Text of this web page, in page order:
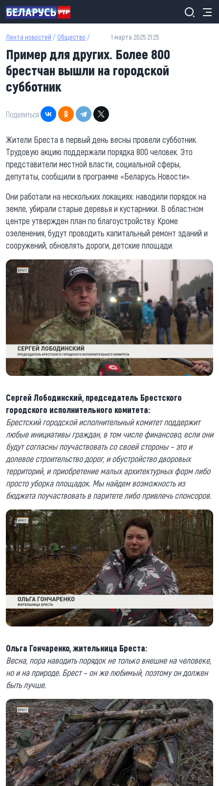
Перейти к основному содержанию
Лента новостей / Общество / 1 марта 2025 21:25
Пример для других. Более 800
брестчан вышли на городской
субботник
Поделиться:
Жители Бреста в первый день весны провели субботник.
Трудовую акцию поддержали порядка 800 человек. Это
представители местной власти, социальной сферы,
депутаты, сообщили в программе «Беларусь.Новости».
Они работали на нескольких локациях: наводили порядок на
земле, убирали старые деревья и кустарники. В областном
центре утвержден план по благоустройству. Кроме
озеленения, будут проводить капитальный ремонт зданий и
сооружений, обновлять дороги, детские площади.
Сергей Лободинский, председатель Брестского
городского исполнительного комитета:
Брестский городской исполнительный комитет поддержит
любые инициативы граждан, в том числе финансово, если они
будут согласны поучаствовать со своей стороны – это и
долевое строительство дорог, и обустройство дворовых
территорий, и приобретение малых архитектурных форм либо
просто уборка площадок. Мы найдем возможность из
бюджета поучаствовать в паритете либо привлечь спонсоров.
Ольга Гончаренко, жительница Бреста:
Весна, пора наводить порядок не только внешне на человеке,
но и на природе. Брест – он же любимый, поэтому он должен
быть лучше.